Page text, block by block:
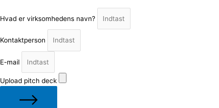
Hvad er virksomhedens navn?
Kontaktperson
E-mail
Upload pitch deck